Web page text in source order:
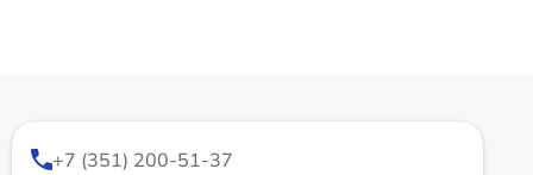
+7 (351) 200-51-37